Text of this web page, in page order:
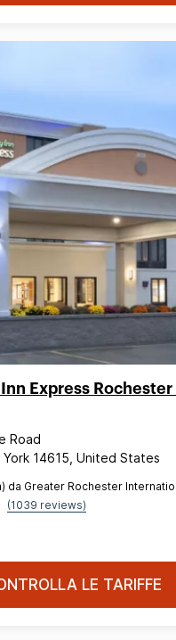
Express Rochester
Road
14615, United States
da Greater Rochester
(1039 reviews)
LE TARIFFE